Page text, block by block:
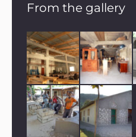
From the gallery